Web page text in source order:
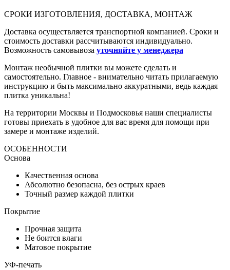
СРОКИ ИЗГОТОВЛЕНИЯ, ДОСТАВКА, МОНТАЖ
Доставка осуществляется транспортной компанией. Сроки и
стоимость доставки рассчитываются индивидуально.
Возможность самовывоза уточняйте у менеджера
Монтаж необычной плитки вы можете сделать и
самостоятельно. Главное - внимательно читать прилагаемую
инструкцию и быть максимально аккуратными, ведь каждая
плитка уникальна!
На территории Москвы и Подмосковья наши специалисты
готовы приехать в удобное для вас время для помощи при
замере и монтаже изделий.
ОСОБЕННОСТИ
Основа
Качественная основа
Абсолютно безопасна, без острых краев
Точный размер каждой плитки
Покрытие
Прочная защита
Не боится влаги
Матовое покрытие
УФ-печать